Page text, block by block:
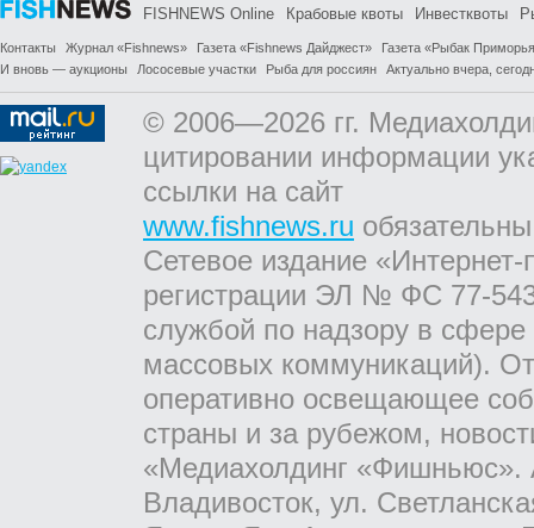
FISHNEWS Online Крабовые квоты Инвестквоты
Контакты Журнал «Fishnews» Газета «Fishnews Дайджест»
Газета «Рыбак
И вновь — аукционы
Лососевые участки Рыба для россиян Актуально вчера,
© 2006—2026 гг.
цитировании информации
ссылки на сайт
www.fishnews.ru
Сетевое издание
регистрации ЭЛ № ФС 77-
службой по надзору в
массовых коммуникаций).
оперативно освещающее
страны и за рубежом,
«Медиахолдинг «Фишньюс».
Владивосток, ул.